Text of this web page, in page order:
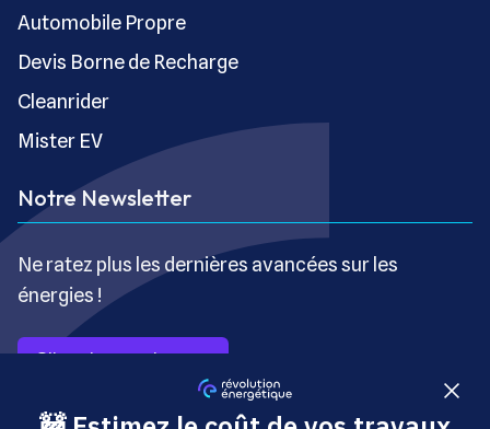
Automobile Propre
Devis Borne de Recharge
Cleanrider
Mister EV
Notre Newsletter
Ne ratez plus les dernières avancées sur les
énergies !
S’inscrire gratuitement